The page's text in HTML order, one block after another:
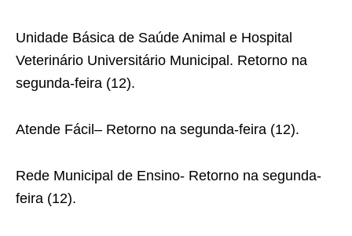
Unidade Básica de Saúde Animal e Hospital
Veterinário Universitário Municipal. Retorno na
segunda-feira (12).
Atende Fácil– Retorno na segunda-feira (12).
Rede Municipal de Ensino- Retorno na segunda-
feira (12).